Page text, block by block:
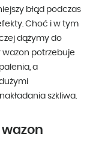
błąd podczas
Choć i w tym
dążymy do
wazon potrzebuje
a
szkliwa.